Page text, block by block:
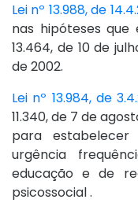
Lei nº 13.988, de
nas hipóteses que
13.464, de 10 de
de 2002.
Lei nº 13.984, de
11.340, de 7 de
para
urgência
educação e de
psicossocial .